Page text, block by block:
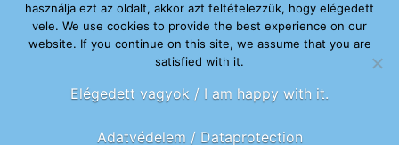
Elfogadom az Adatvédelmi Nyilatkozatot.
használja ezt az oldalt, akkor azt feltételezzük, hogy elégedett
vele. We use cookies to provide the best experience on our
website. If you continue on this site, we assume that you are
satisfied with it.
Elégedett vagyok / I am happy with it.
Adatvédelem / Dataprotection